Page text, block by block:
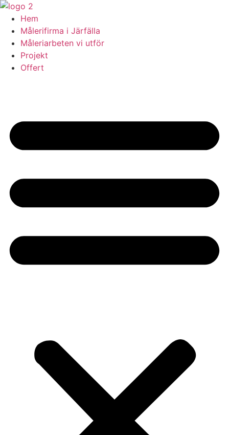
Skip
content
Hem
Målerifirma i Järfälla
Måleriarbeten vi utför
Projekt
Offert